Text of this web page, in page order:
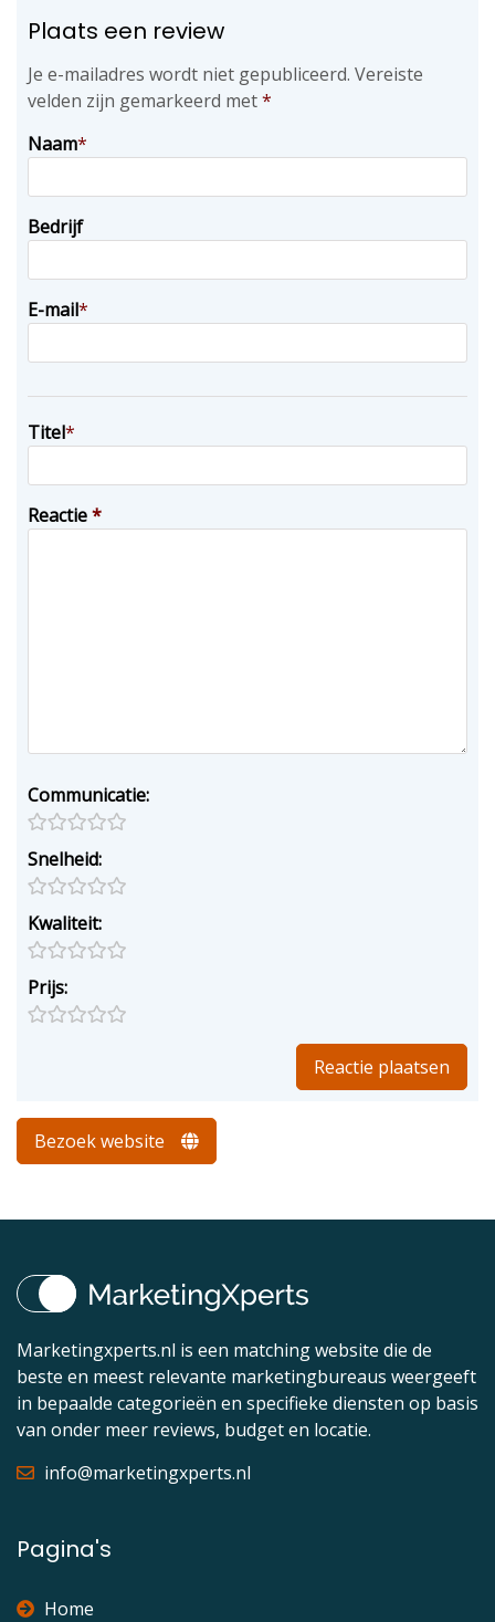
Plaats een review
Je e-mailadres wordt niet gepubliceerd. Vereiste
velden zijn gemarkeerd met*
Naam*
Bedrijf
E-mail*
Titel*
Reactie*
Communicatie:
Snelheid:
Kwaliteit:
Prijs:
Bezoek website
Marketingxperts.nl is een matching website die de
beste en meest relevante marketingbureaus weergeeft
in bepaalde categorieën en specifieke diensten op basis
van onder meer reviews, budget en locatie.
info@marketingxperts.nl
Pagina's
Home